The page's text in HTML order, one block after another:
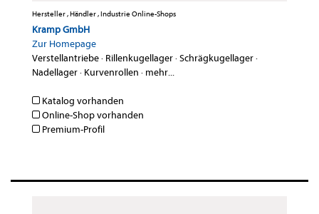
Hersteller , Händler , Industrie Online-Shops
Kramp GmbH
Zur Homepage
Verstellantriebe· Rillenkugellager·Schrägkugellager·
Nadellager· Kurvenrollen · mehr...
Katalog vorhanden
Online-Shop vorhanden
Premium-Profil